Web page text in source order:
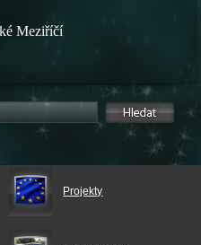
Meziříčí
Projekty